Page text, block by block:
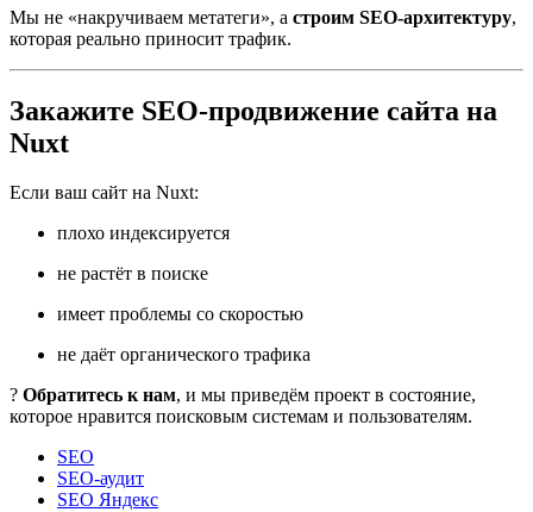
Мы не «накручиваем метатеги», а строим SEO-архитектуру,
которая реально приносит трафик.
Закажите SEO-продвижение сайта на
Nuxt
Если ваш сайт на Nuxt:
плохо индексируется
не растёт в поиске
имеет проблемы со скоростью
не даёт органического трафика
? Обратитесь к нам, и мы приведём проект в состояние,
которое нравится поисковым системам и пользователям.
SEO
SEO-аудит
SEO Яндекс